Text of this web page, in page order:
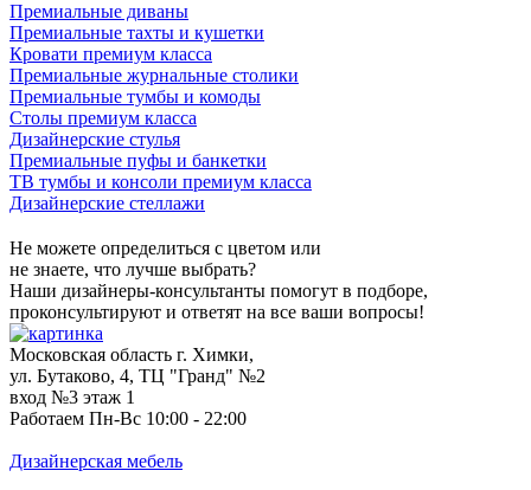
Премиальные диваны
Премиальные тахты и кушетки
Кровати премиум класса
Премиальные журнальные столики
Премиальные тумбы и комоды
Столы премиум класса
Дизайнерские стулья
Премиальные пуфы и банкетки
ТВ тумбы и консоли премиум класса
Дизайнерские стеллажи
Не можете определиться с цветом или
не знаете, что лучше выбрать?
Наши дизайнеры-консультанты помогут в подборе,
проконсультируют и ответят на все ваши вопросы!
Московская область г. Химки,
ул. Бутаково, 4, ТЦ "Гранд" №2
вход №3 этаж 1
Работаем Пн-Вс 10:00 - 22:00
Дизайнерская мебель